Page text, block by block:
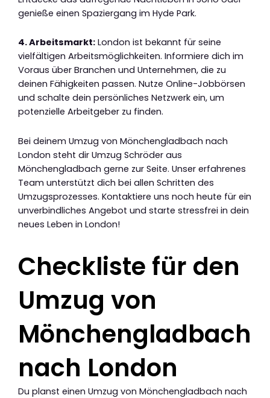
genieße einen Spaziergang im Hyde Park.
4. Arbeitsmarkt: London ist bekannt für seine
vielfältigen Arbeitsmöglichkeiten. Informiere dich im
Voraus über Branchen und Unternehmen, die zu
deinen Fähigkeiten passen. Nutze Online-Jobbörsen
und schalte dein persönliches Netzwerk ein, um
potenzielle Arbeitgeber zu finden.
Bei deinem Umzug von Mönchengladbach nach
London steht dir Umzug Schröder aus
Mönchengladbach gerne zur Seite. Unser erfahrenes
Team unterstützt dich bei allen Schritten des
Umzugsprozesses. Kontaktiere uns noch heute für ein
unverbindliches Angebot und starte stressfrei in dein
neues Leben in London!
Checkliste für den
Umzug von
Mönchengladbach
nach London
Du planst einen Umzug von Mönchengladbach nach